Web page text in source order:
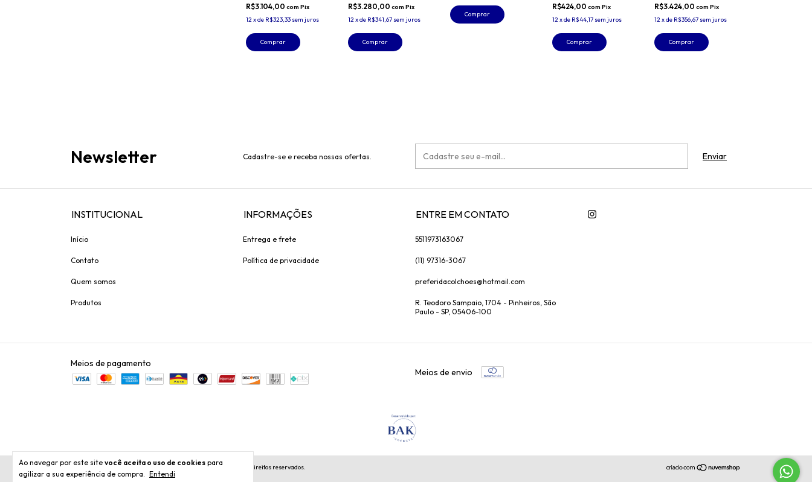
Ao navegar por este site você aceita o uso de cookies para
agilizar a sua experiência de compra. Entendi
R$3.104,00 com Pix
12xde R$323,33 sem juros
Comprar
R$3.280,00 com Pix
12xde R$341,67 sem juros
Comprar
Comprar
R$424,00 com Pix
12xde R$44,17 sem juros
Comprar
R$3.424,00 com Pix
12xde R$356,67 sem juros
Comprar
Newsletter Cadastre-se e receba nossas ofertas.
INSTITUCIONAL
Início
Contato
Quem somos
Produtos
INFORMAÇÕES
Entrega e frete
Política de privacidade
ENTRE EM CONTATO
5511973163067
(11) 97316-3067
preferidacolchoes@hotmail.com
R. Teodoro Sampaio, 1704 - Pinheiros, São
Paulo - SP, 05406-100
Meios de pagamento
Meios de envio
Copyright Preferida Colchões - 26744689000152 - 2026. Todos os direitos reservados.